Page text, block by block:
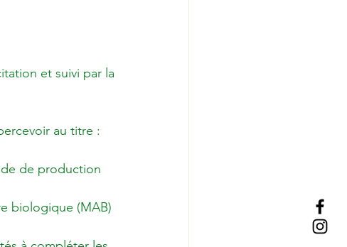
et suivi par la
de production
biologique (MAB)